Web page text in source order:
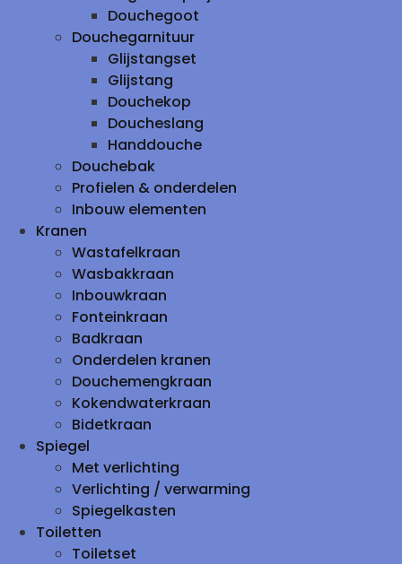
Douchegoot
Douchegarnituur
Glijstangset
Glijstang
Douchekop
Doucheslang
Handdouche
Douchebak
Profielen & onderdelen
Inbouw elementen
Kranen
Wastafelkraan
Wasbakkraan
Inbouwkraan
Fonteinkraan
Badkraan
Onderdelen kranen
Douchemengkraan
Kokendwaterkraan
Bidetkraan
Spiegel
Met verlichting
Verlichting / verwarming
Spiegelkasten
Toiletten
Toiletset